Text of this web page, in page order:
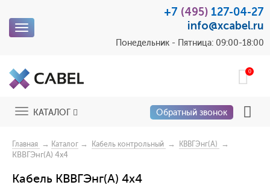
Toggle
+7 (495) 127-04-27
info@xcabel.ru
Понедельник - Пятница: 09:00-18:00
0
ToggleКАТАЛОГ Обратный звонок
Главная → Каталог → Кабель контрольный → КВВГЭнг(А)
→
КВВГЭнг(А) 4x4
Кабель КВВГЭнг(А) 4х4